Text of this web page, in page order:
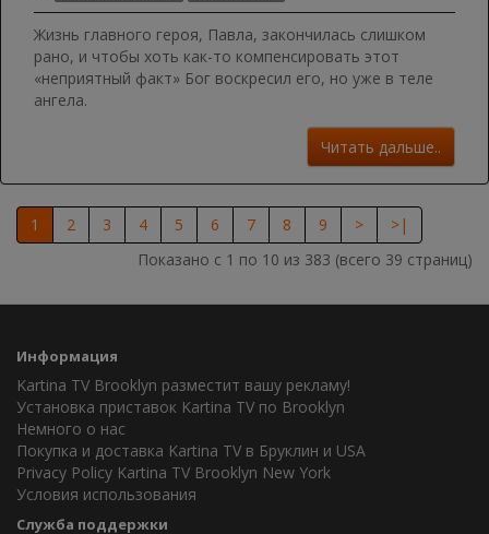
Жизнь главного героя, Павла, закончилась слишком
рано, и чтобы хоть как-то компенсировать этот
«неприятный факт» Бог воскресил его, но уже в теле
ангела.
Читать дальше..
1 2 3 4 5 6 7 8 9 >
>|
Показано с 1 по 10 из 383 (всего 39 страниц)
Информация
Kartina TV Brooklyn разместит вашу рекламу!
Установка приставок Kartina TV по Brooklyn
Немного о нас
Покупка и доставка Kartina TV в Бруклин и USA
Privacy Policy Kartina TV Brooklyn New York
Условия использования
Служба поддержки